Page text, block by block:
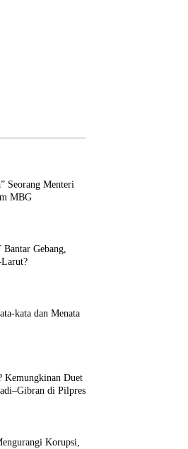
Seorang Menteri
MBG
Bantar Gebang,
kata dan Menata
Kemungkinan Duet
di Pilpres
Korupsi,